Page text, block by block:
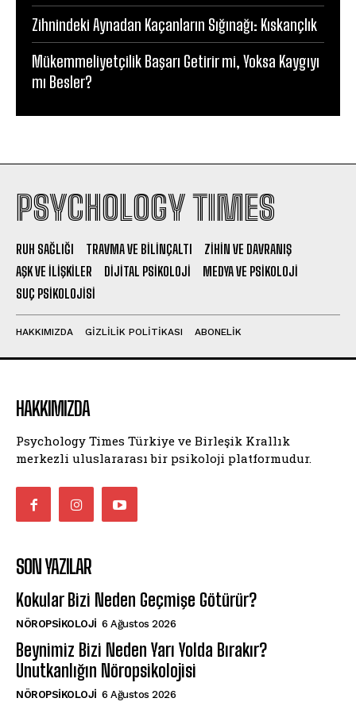
Zihnindeki Aynadan Kaçanların Sığınağı: Kıskançlık
Mükemmeliyetçilik Başarı Getirir mi, Yoksa Kaygıyı
mı Besler?
PSYCHOLOGY TIMES
RUH SAĞLIĞI TRAVMA VE BILINÇALTI
ZIHIN VE DAVRANIŞ
AŞK VE İLIŞKILER
DIJITAL PSIKOLOJI
MEDYA VE PSIKOLOJI
SUÇ PSIKOLOJISI
HAKKIMIZDA GIZLILIK POLITIKASI ABONELIK
HAKKIMIZDA
Psychology Times Türkiye ve Birleşik Krallık
merkezli uluslararası bir psikoloji platformudur.
SON YAZILAR
Kokular Bizi Neden Geçmişe Götürür?
NÖROPSIKOLOJI 6 Ağustos 2026
Beynimiz Bizi Neden Yarı Yolda Bırakır?
Unutkanlığın Nöropsikolojisi
NÖROPSIKOLOJI 6 Ağustos 2026